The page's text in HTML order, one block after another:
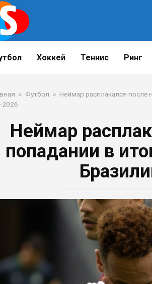
Хоккей Теннис Ринг
» Футбол » Неймар расплакался после
Неймар
попадании в